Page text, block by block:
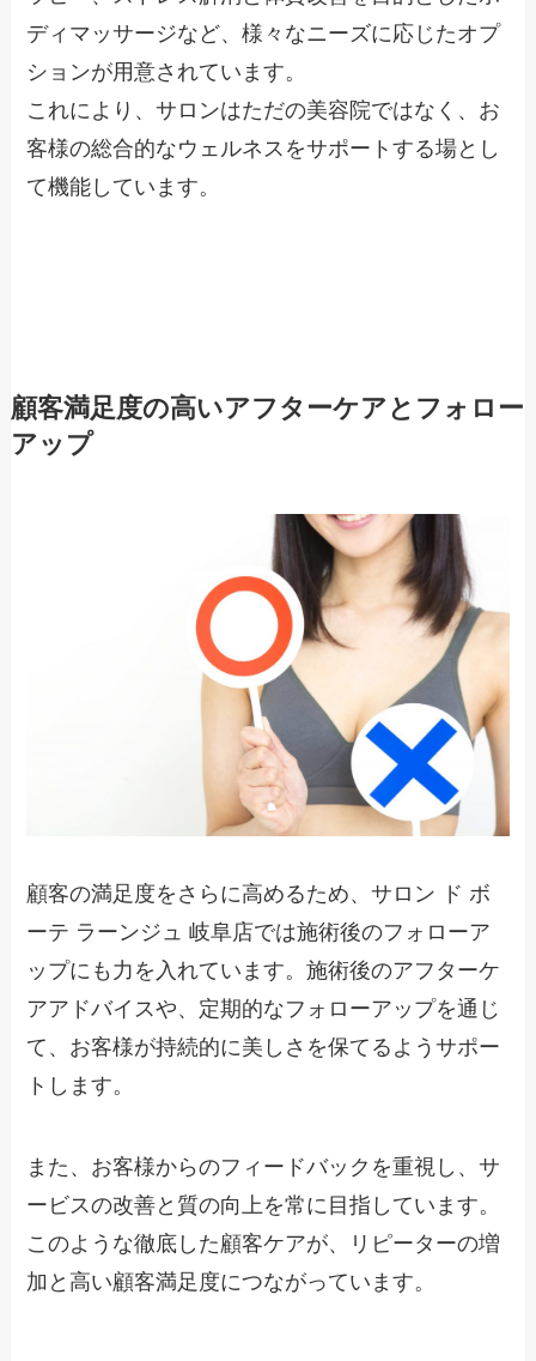
ディマッサージなど、様々なニーズに応じたオプ
ションが用意されています。
これにより、サロンはただの美容院ではなく、お
客様の総合的なウェルネスをサポートする場とし
て機能しています。
顧客満足度の高いアフターケアとフォロー
アップ
顧客の満足度をさらに高めるため、サロン ド ボ
ーテ ラーンジュ 岐阜店では施術後のフォローア
ップにも力を入れています。施術後のアフターケ
アアドバイスや、定期的なフォローアップを通じ
て、お客様が持続的に美しさを保てるようサポー
トします。
また、お客様からのフィードバックを重視し、サ
ービスの改善と質の向上を常に目指しています。
このような徹底した顧客ケアが、リピーターの増
加と高い顧客満足度につながっています。